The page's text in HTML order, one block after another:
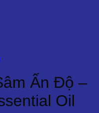
Ấn Độ –
Oil